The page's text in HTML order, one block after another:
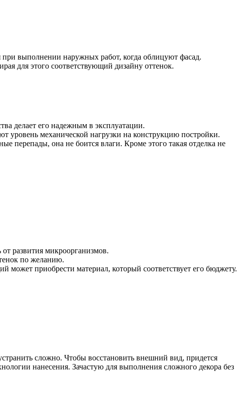
выполнении наружных работ, когда облицуют фасад.
для этого соответствующий дизайну оттенок.
делает его надежным в эксплуатации.
уровень механической нагрузки на конструкцию постройки.
перепады, она не боится влаги. Кроме этого такая отделка не
развития микроорганизмов.
по желанию.
приобрести материал, который соответствует его бюджету.
сложно. Чтобы восстановить внешний вид, придется
нанесения. Зачастую для выполнения сложного декора без